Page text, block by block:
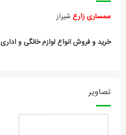
سمساری زارع شیراز
خرید و فروش انواع لوازم خانگی و اداری
تصاویر